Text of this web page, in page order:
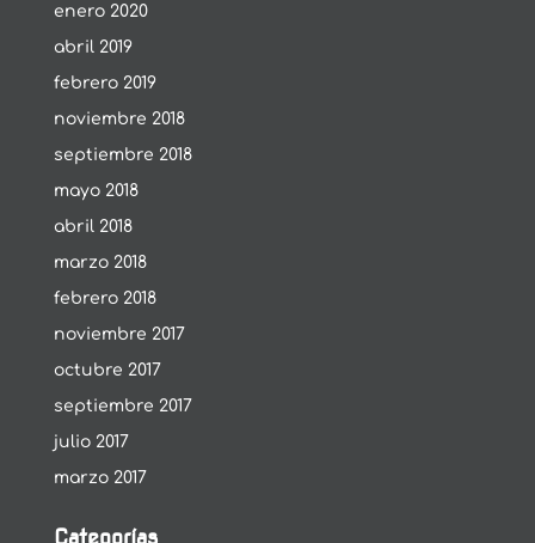
enero 2020
abril 2019
febrero 2019
noviembre 2018
septiembre 2018
mayo 2018
abril 2018
marzo 2018
febrero 2018
noviembre 2017
octubre 2017
septiembre 2017
julio 2017
marzo 2017
Categorías